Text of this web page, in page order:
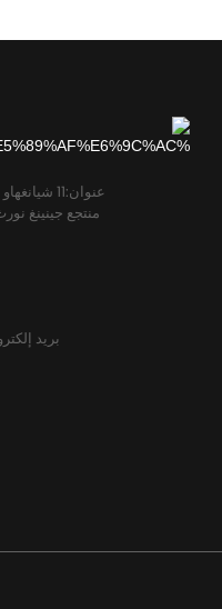
عنوان:
11
منتجع جينينغ
بريد